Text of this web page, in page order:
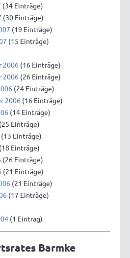
(34 Einträge)
(30 Einträge)
(19 Einträge)
(15 Einträge)
2006 (16 Einträge)
2006 (26 Einträge)
(24 Einträge)
2006 (16 Einträge)
(14 Einträge)
(25 Einträge)
(13 Einträge)
(18 Einträge)
(26 Einträge)
(21 Einträge)
(21 Einträge)
(17 Einträge)
(1 Eintrag)
Barmke